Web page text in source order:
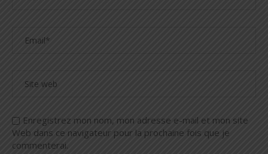
Enregistrez mon nom, mon adresse e-mail et mon site
Web dans ce navigateur pour la prochaine fois que je
commenterai.